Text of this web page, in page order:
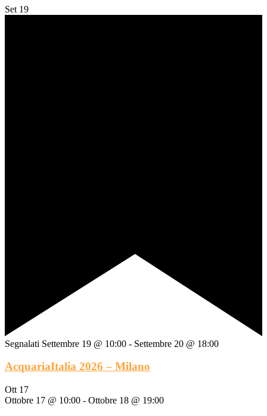
Set 19
Segnalati Settembre 19 @ 10:00 - Settembre 20 @ 18:00
AcquariaItalia 2026 – Milano
Ott 17
Ottobre 17 @ 10:00 - Ottobre 18 @ 19:00